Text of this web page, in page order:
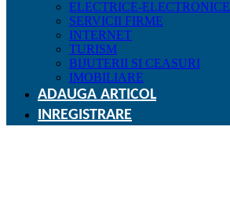
ELECTRICE-ELECTRONICE
SERVICII FIRME
INTERNET
TURISM
BIJUTERII SI CEASURI
IMOBILIARE
ADAUGA ARTICOL
INREGISTRARE